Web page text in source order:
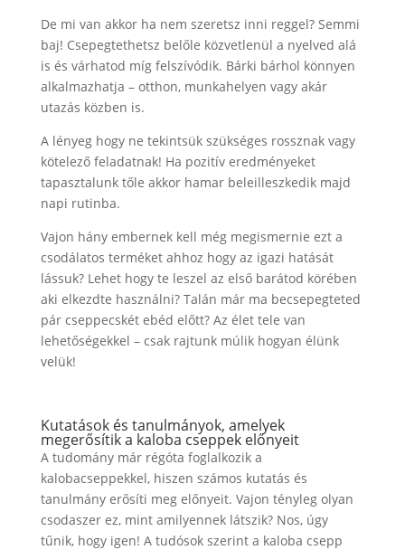
De mi van akkor ha nem szeretsz inni reggel? Semmi
baj! Csepegtethetsz belőle közvetlenül a nyelved alá
is és várhatod míg felszívódik. Bárki bárhol könnyen
alkalmazhatja – otthon, munkahelyen vagy akár
utazás közben is.
A lényeg hogy ne tekintsük szükséges rossznak vagy
kötelező feladatnak! Ha pozitív eredményeket
tapasztalunk tőle akkor hamar beleilleszkedik majd
napi rutinba.
Vajon hány embernek kell még megismernie ezt a
csodálatos terméket ahhoz hogy az igazi hatását
lássuk? Lehet hogy te leszel az első barátod körében
aki elkezdte használni? Talán már ma becsepegteted
pár cseppecskét ebéd előtt? Az élet tele van
lehetőségekkel – csak rajtunk múlik hogyan élünk
velük!
Kutatások és tanulmányok, amelyek
megerősítik a kaloba cseppek előnyeit
A tudomány már régóta foglalkozik a
kalobacseppekkel, hiszen számos kutatás és
tanulmány erősíti meg előnyeit. Vajon tényleg olyan
csodaszer ez, mint amilyennek látszik? Nos, úgy
tűnik, hogy igen! A tudósok szerint a kaloba csepp